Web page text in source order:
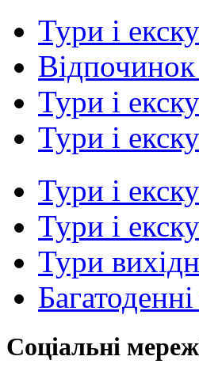
Тури і
Відпочинок
Тури і
Тури і
Тури і
Тури і
Тури
Соціальні